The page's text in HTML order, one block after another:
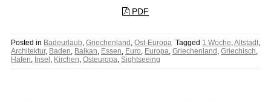
PDF
Posted in Badeurlaub, Griechenland , Ost-Europa Tagged 1 Woche,Altstadt,
Architektur, Baden, Balkan, Essen, Euro, Europa, Griechenland , Griechisch,
Hafen, Insel , Kirchen, Osteuropa, Sightseeing